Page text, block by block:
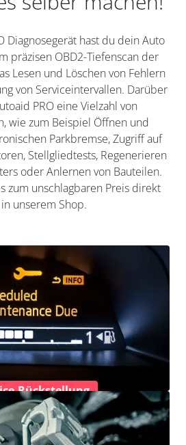
Diagnosegerät hast du dein Auto
präzisen OBD2-Tiefenscan der
Lesen und Löschen von Fehlern
von Serviceintervallen. Darüber
PRO eine Vielzahl von
wie zum Beispiel Öffnen und
Parkbremse, Zugriff auf
Stellgliedtests, Regenerieren
oder Anlernen von Bauteilen.
zum unschlagbaren Preis direkt
unserem Shop.
Rückstellung